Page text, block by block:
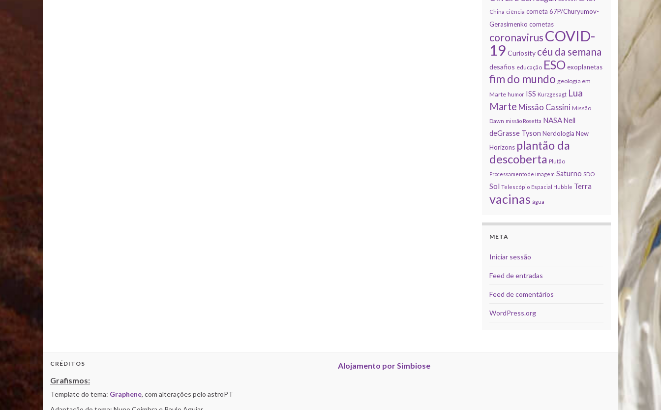
China ciência cometa 67P/Churyumov-
Gerasimenko cometas
coronavirus COVID-
19 Curiosity céu da semana
desafios educação ESO exoplanetas
fim do mundo geologia em
Marte humor ISS Kurzgesagt Lua
Marte Missão Cassini Missão
Dawn missão Rosetta NASA Neil
deGrasse Tyson Nerdologia New
Horizons plantão da
descoberta Plutão
Processamento de imagem Saturno SDO
Sol Telescópio Espacial Hubble Terra
vacinas água
META
Iniciar sessão
Feed de entradas
Feed de comentários
WordPress.org
CRÉDITOS
Grafismos:
Template do tema: Graphene, com alterações pelo astroPT
Alojamento por Simbiose